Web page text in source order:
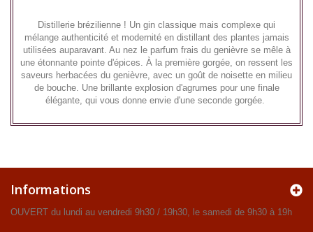
Distillerie brézilienne ! Un gin classique mais complexe qui
mélange authenticité et modernité en distillant des plantes jamais
utilisées auparavant. Au nez le parfum frais du genièvre se mêle à
une étonnante pointe d'épices. À la première gorgée, on ressent les
saveurs herbacées du genièvre, avec un goût de noisette en milieu
de bouche. Une brillante explosion d'agrumes pour une finale
élégante, qui vous donne envie d'une seconde gorgée.
Informations
OUVERT du lundi au vendredi 9h30 / 19h30, le samedi de 9h30 à 19h